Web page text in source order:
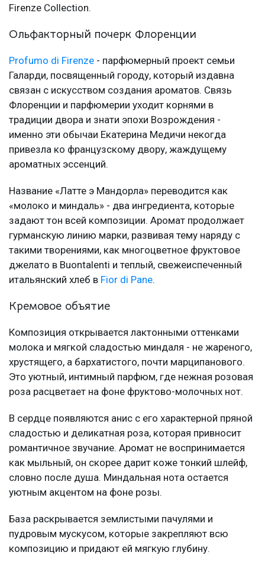
Firenze Collection.
Ольфакторный почерк Флоренции
Profumo di Firenze - парфюмерный проект семьи
Галарди, посвященный городу, который издавна
связан с искусством создания ароматов. Связь
Флоренции и парфюмерии уходит корнями в
традиции двора и знати эпохи Возрождения -
именно эти обычаи Екатерина Медичи некогда
привезла ко французскому двору, жаждущему
ароматных эссенций.
Название «Латте э Мандорла» переводится как
«молоко и миндаль» - два ингредиента, которые
задают тон всей композиции. Аромат продолжает
гурманскую линию марки, развивая тему наряду с
такими творениями, как многоцветное фруктовое
джелато в Buontalenti и теплый, свежеиспеченный
итальянский хлеб в Fior di Pane.
Кремовое объятие
Композиция открывается лактонными оттенками
молока и мягкой сладостью миндаля - не жареного,
хрустящего, а бархатистого, почти марципанового.
Это уютный, интимный парфюм, где нежная розовая
роза расцветает на фоне фруктово-молочных нот.
В сердце появляются анис с его характерной пряной
сладостью и деликатная роза, которая привносит
романтичное звучание. Аромат не воспринимается
как мыльный, он скорее дарит коже тонкий шлейф,
словно после душа. Миндальная нота остается
уютным акцентом на фоне розы.
База раскрывается землистыми пачулями и
пудровым мускусом, которые закрепляют всю
композицию и придают ей мягкую глубину.